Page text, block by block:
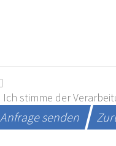
Ich stimme der
Anfrage senden